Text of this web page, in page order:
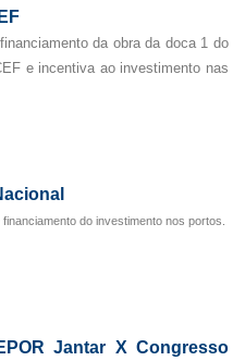
da obra da doca 1 do
e incentiva ao investimento nas
do investimento nos portos.
Jantar X Congresso